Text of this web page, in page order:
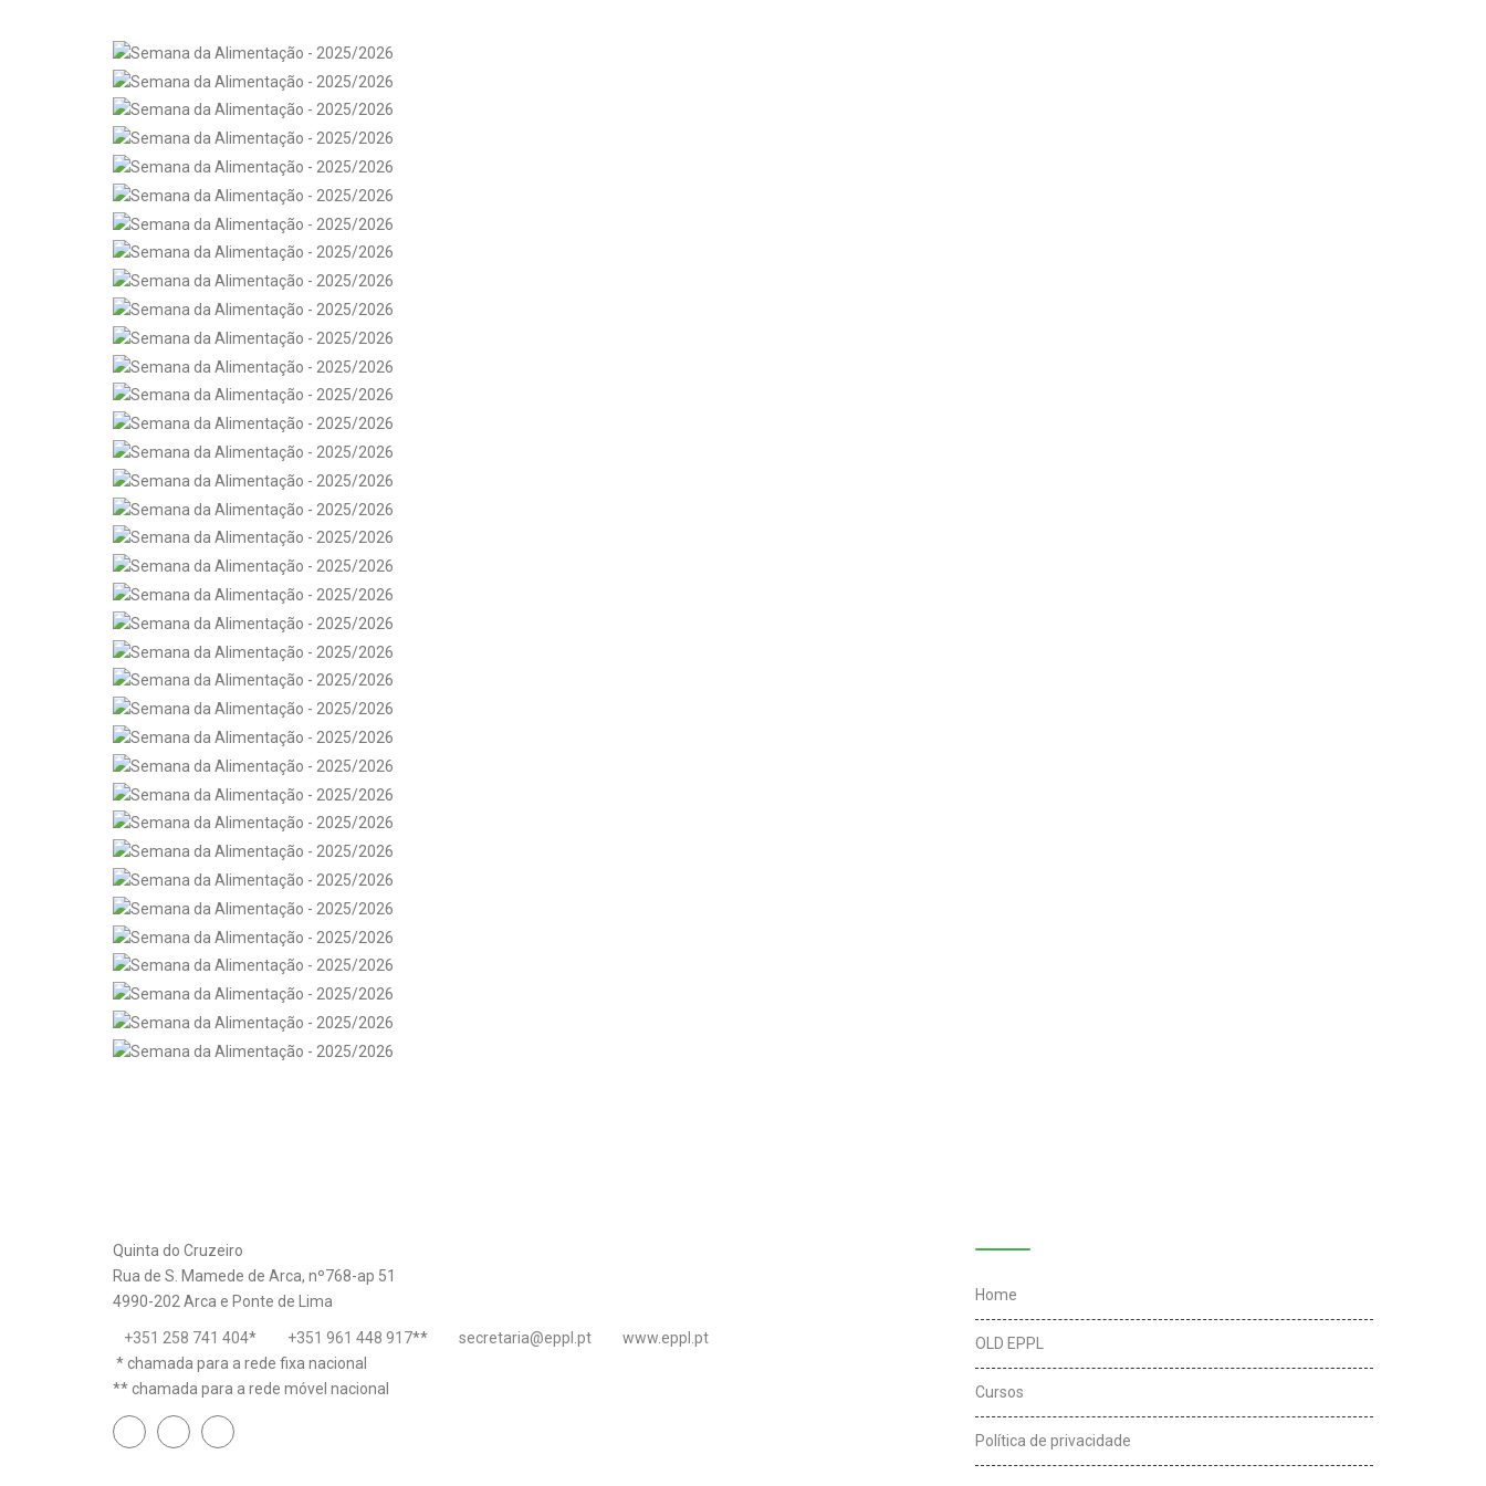
Quinta do Cruzeiro
Rua de S. Mamede de Arca, nº768-ap 51
4990-202 Arca e Ponte de Lima
+351 258 741 404* +351 961 448 917** secretaria@eppl.pt
www.eppl.pt
* chamada para a rede fixa nacional
** chamada para a rede móvel nacional
Home
OLD EPPL
Cursos
Política de privacidade